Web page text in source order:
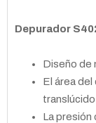
Depurador
Diseño de
El área
La presión